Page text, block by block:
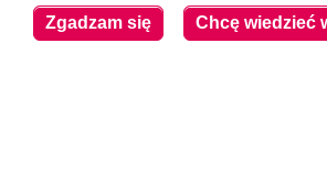
Zgadzam się Chcę wiedzieć